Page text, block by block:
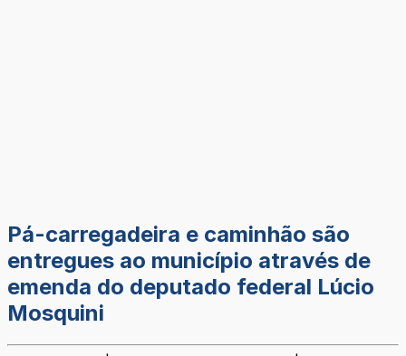
Pá-carregadeira e caminhão são
entregues ao município através de
emenda do deputado federal Lúcio
Mosquini